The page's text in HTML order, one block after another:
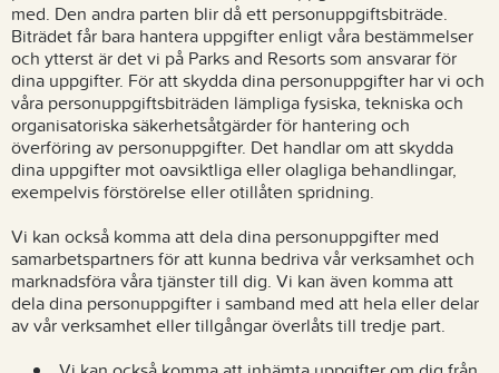
med. Den andra parten blir då ett personuppgiftsbiträde.
Biträdet får bara hantera uppgifter enligt våra bestämmelser
och ytterst är det vi på Parks and Resorts som ansvarar för
dina uppgifter. För att skydda dina personuppgifter har vi och
våra personuppgiftsbiträden lämpliga fysiska, tekniska och
organisatoriska säkerhetsåtgärder för hantering och
överföring av personuppgifter. Det handlar om att skydda
dina uppgifter mot oavsiktliga eller olagliga behandlingar,
exempelvis förstörelse eller otillåten spridning.
Vi kan också komma att dela dina personuppgifter med
samarbetspartners för att kunna bedriva vår verksamhet och
marknadsföra våra tjänster till dig. Vi kan även komma att
dela dina personuppgifter i samband med att hela eller delar
av vår verksamhet eller tillgångar överlåts till tredje part.